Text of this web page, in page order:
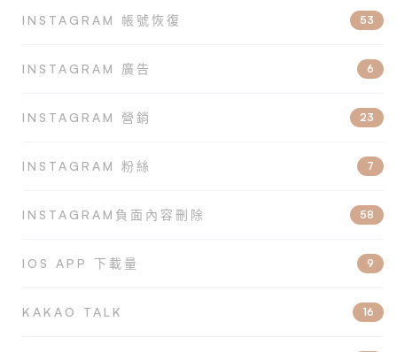
INSTAGRAM 帳號恢復 53
INSTAGRAM 廣告 6
INSTAGRAM 營銷 23
INSTAGRAM 粉絲 7
INSTAGRAM負面內容刪除 58
IOS APP 下載量 9
KAKAO TALK 16